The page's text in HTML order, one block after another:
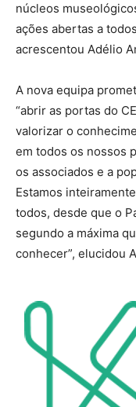
núcleos
ações abertas a
acrescentou Adélio
A nova equipa
“abrir as portas do
valorizar o
em todos os nossos
os associados e a
Estamos
todos, desde que o
segundo a máxima
conhecer”, elucidou